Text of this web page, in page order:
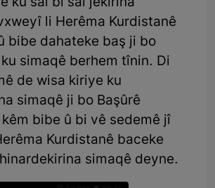
li Herêma Kurdistanê
bibe dahateke baş ji bo
simaqê berhem tînin. Di
de wisa kiriye ku
simaqê ji bo Başûrê
bibe û bi vê sedemê jî
Kurdistanê baceke
simaqê deyne.